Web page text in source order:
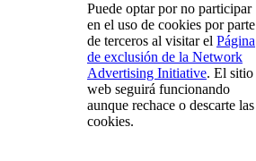
Puede optar por no participar
en el uso de cookies por parte
de terceros al visitar el Página
de exclusión de la Network
Advertising Initiative. El sitio
web seguirá funcionando
aunque rechace o descarte las
cookies.